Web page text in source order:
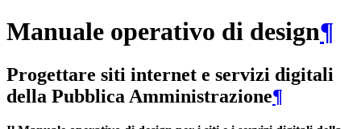
Manuale operativo di design¶
Progettare siti internet e servizi digitali
della Pubblica Amministrazione¶